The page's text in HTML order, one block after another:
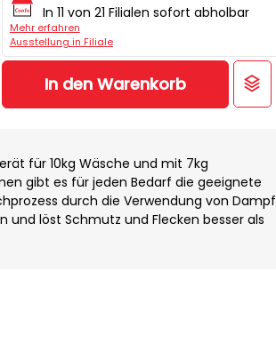
In 11 von 21 Filialen sofort abholbar
Mehr erfahren
Ausstellung in Filiale
In den Warenkorb
für 10kg Wäsche und mit 7kg
gibt es für jeden Bedarf die geeignete
durch die Verwendung von Dampf
und löst Schmutz und Flecken besser als